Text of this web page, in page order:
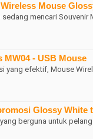
Mouse
mencari
- USB Mouse
yang efektif, Mouse
Glossy White
berguna untuk